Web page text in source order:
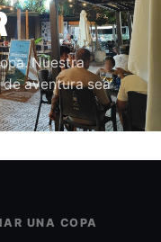
Nuestra
aventura sea
UNA COPA